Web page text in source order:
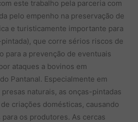
este trabalho pela parceria com
pelo empenho na preservação de
e turisticamente importante para
que corre sérios riscos de
para a prevenção de eventuais
ataques a bovinos em
Pantanal. Especialmente em
naturais, as onças-pintadas
criações domésticas, causando
os produtores. As cercas